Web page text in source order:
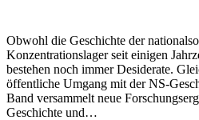
Obwohl die Geschichte der
Konzentrationslager seit einigen
bestehen noch immer Desiderate.
öffentliche Umgang mit der NS-
Band versammelt neue
Geschichte und…